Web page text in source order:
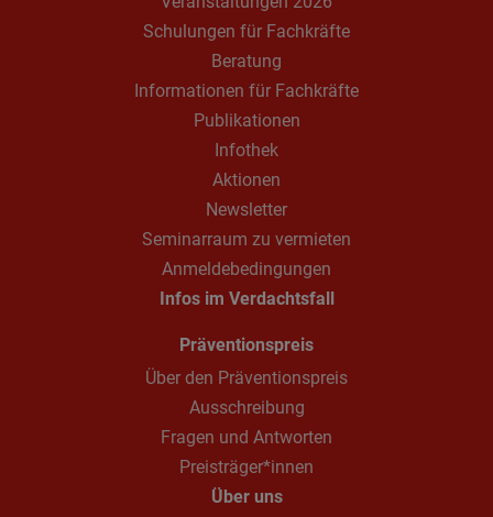
Schulungen für Fachkräfte
Beratung
Informationen für Fachkräfte
Publikationen
Infothek
Aktionen
Newsletter
Seminarraum zu vermieten
Anmeldebedingungen
Infos im Verdachtsfall
Präventionspreis
Über den Präventionspreis
Ausschreibung
Fragen und Antworten
Preisträger*innen
Über uns